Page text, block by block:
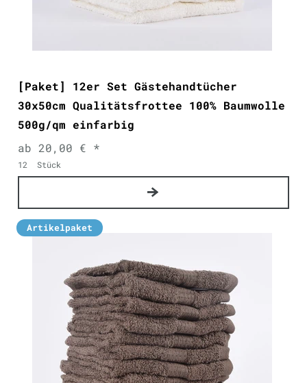
[Paket] 12er Set Gästehandtücher
30x50cm Qualitätsfrottee 100% Baumwolle
500g/qm einfarbig
ab 20,00 € *
12 Stück
Artikelpaket